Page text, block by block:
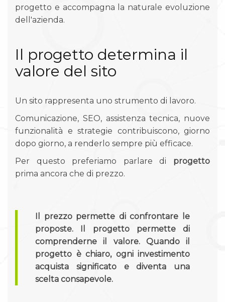
progetto e accompagna la naturale evoluzione
dell'azienda.
Il progetto determina il
valore del sito
Un sito rappresenta uno strumento di lavoro.
Comunicazione, SEO, assistenza tecnica, nuove
funzionalità e strategie contribuiscono, giorno
dopo giorno, a renderlo sempre più efficace.
Per questo preferiamo parlare di progetto
prima ancora che di prezzo.
Il prezzo permette di confrontare le
proposte. Il progetto permette di
comprenderne il valore. Quando il
progetto è chiaro, ogni investimento
acquista significato e diventa una
scelta consapevole.